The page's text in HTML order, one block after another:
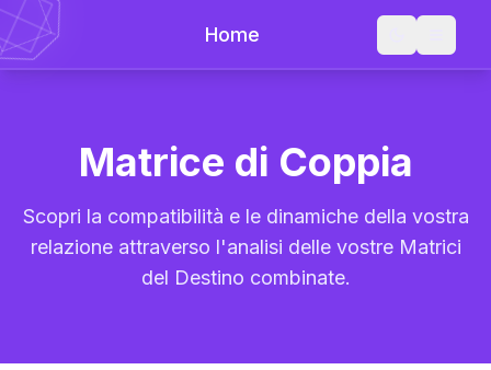
Home
Matrice di Coppia
Scopri la compatibilità e le dinamiche della vostra
relazione attraverso l'analisi delle vostre Matrici
del Destino combinate.